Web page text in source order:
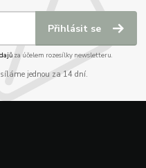
Přihlásit se
za účelem rozesílky newsletteru.
jednou za 14 dní.